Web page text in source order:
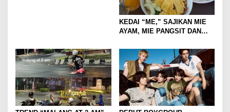
KEDAI “ME,” SAJIKAN MIE
AYAM, MIE PANGSIT DAN
SAJA